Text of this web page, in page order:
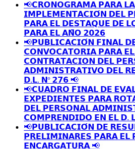
📢𝗖𝗥𝗢𝗡𝗢𝗚𝗥𝗔𝗠𝗔 𝗣𝗔𝗥𝗔 𝗟𝗔
𝗜𝗠𝗣𝗟𝗘𝗠𝗘𝗡𝗧𝗔𝗖𝗜𝗢́𝗡 𝗗𝗘𝗟
𝗣𝗔𝗥𝗔 𝗘𝗟 𝗗𝗘𝗦𝗧𝗔𝗤𝗨𝗘 𝗗𝗘
𝗣𝗔𝗥𝗔 𝗘𝗟 𝗔𝗡̃𝗢 𝟮𝟬𝟮𝟲
📢𝗣𝗨𝗕𝗟𝗜𝗖𝗔𝗖𝗜𝗢́𝗡 𝗙𝗜𝗡𝗔𝗟
𝗖𝗢𝗡𝗩𝗢𝗖𝗔𝗧𝗢𝗥𝗜𝗔 𝗣𝗔𝗥𝗔
𝗖𝗢𝗡𝗧𝗥𝗔𝗧𝗔𝗖𝗜𝗢𝗡 𝗗𝗘𝗟
𝗔𝗗𝗠𝗜𝗡𝗜𝗦𝗧𝗥𝗔𝗧𝗜𝗩𝗢 𝗗𝗘𝗟
𝗗.𝗟. 𝗡º 𝟮𝟳𝟲 📢
📢𝗖𝗨𝗔𝗗𝗥𝗢 𝗙𝗜𝗡𝗔𝗟 𝗗𝗘
𝗘𝗫𝗣𝗘𝗗𝗜𝗘𝗡𝗧𝗘𝗦 𝗣𝗔𝗥𝗔
𝗗𝗘𝗟 𝗣𝗘𝗥𝗦𝗢𝗡𝗔𝗟
𝗖𝗢𝗠𝗣𝗥𝗘𝗡𝗗𝗜𝗗𝗢 𝗘𝗡 𝗘𝗟 𝗗.
📢𝗣𝗨𝗕𝗟𝗜𝗖𝗔𝗖𝗜𝗢́𝗡 𝗗𝗘
𝗣𝗥𝗘𝗟𝗜𝗠𝗜𝗡𝗔𝗥𝗘𝗦 𝗣𝗔𝗥𝗔
𝗘𝗡𝗖𝗔𝗥𝗚𝗔𝗧𝗨𝗥𝗔 📢